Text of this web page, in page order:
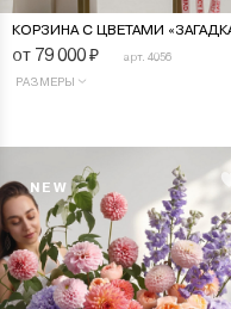
от 79 000₽ арт. 4056
РАЗМЕРЫ
NEW